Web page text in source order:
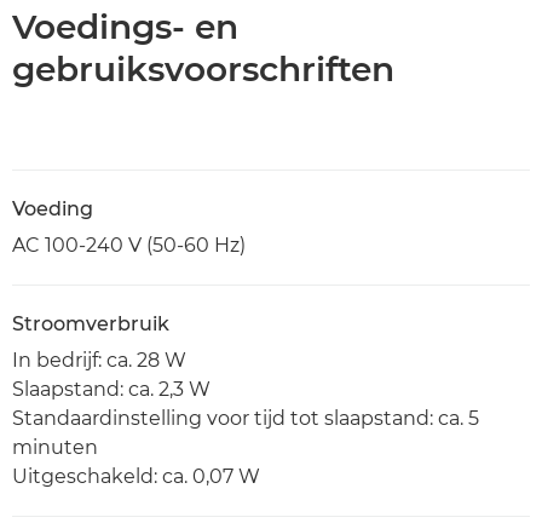
Voedings- en
gebruiksvoorschriften
Voeding
AC 100-240 V (50-60 Hz)
Stroomverbruik
In bedrijf: ca. 28 W
Slaapstand: ca. 2,3 W
Standaardinstelling voor tijd tot slaapstand: ca. 5
minuten
Uitgeschakeld: ca. 0,07 W